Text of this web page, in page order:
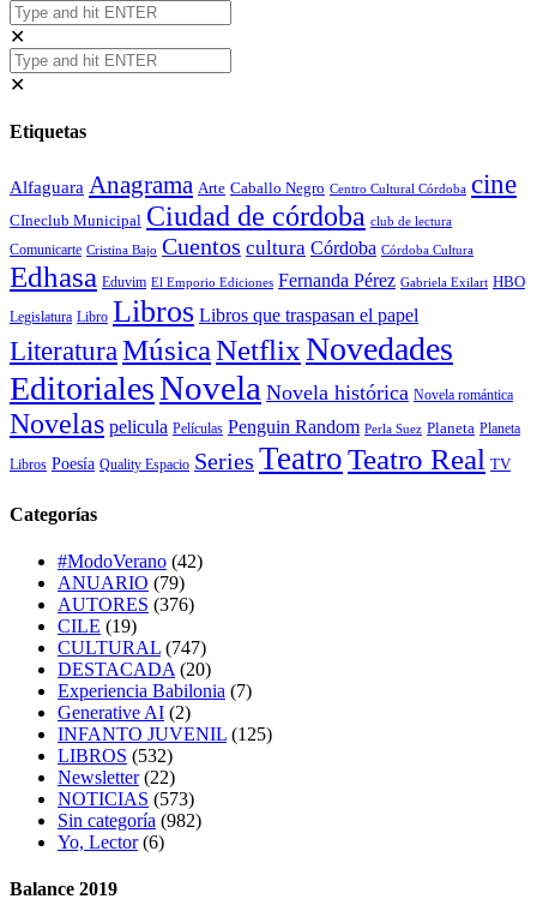
✕
✕
Etiquetas
Alfaguara Anagrama Arte Caballo Negro Centro Cultural Córdoba cine
CIneclub Municipal Ciudad de córdoba club de lectura
Comunicarte Cristina Bajo Cuentos cultura Córdoba Córdoba Cultura
Edhasa Eduvim El Emporio Ediciones Fernanda Pérez Gabriela Exilart HBO
Legislatura Libro Libros Libros que traspasan el papel
LiteraturaMúsicaNetflixNovedades
EditorialesNovela Novela histórica Novela romántica
Novelas pelicula Películas Penguin Random Perla Suez Planeta Planeta
Libros Poesía Quality Espacio Series TeatroTeatro Real TV
Categorías
#ModoVerano (42)
ANUARIO (79)
AUTORES (376)
CILE (19)
CULTURAL (747)
DESTACADA (20)
Experiencia Babilonia (7)
Generative AI (2)
INFANTO JUVENIL (125)
LIBROS (532)
Newsletter(22)
NOTICIAS (573)
Sin categoría (982)
Yo, Lector(6)
Balance 2019